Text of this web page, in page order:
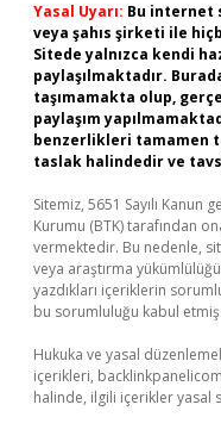
Yasal Uyarı: Bu internet
veya şahıs şirketi ile
Sitede yalnızca kendi
paylaşılmaktadır.
taşımamakta olup,
paylaşım
benzerlikleri tamamen
taslak halindedir ve
Sitemiz, 5651 Sayılı
Kurumu (BTK) tarafından
vermektedir. Bu nedenle,
veya araştırma
yazdıkları içeriklerin
bu sorumluluğu kabul etmiş
Hukuka ve yasal
içerikleri,
halinde, ilgili içerikler yasal